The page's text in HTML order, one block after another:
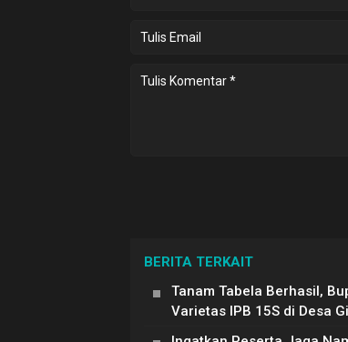
BERITA TERKAIT
Tanam Tabela Berhasil,
Varietas IPB 15S di Desa